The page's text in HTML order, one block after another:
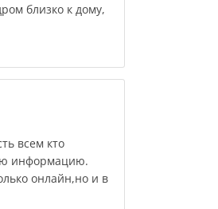
близко к дому,
всем кто
информацию.
онлайн,но и в